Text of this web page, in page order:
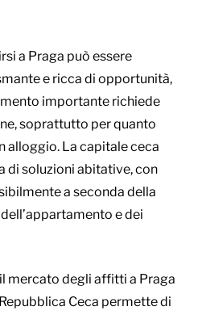
a Praga può essere
e ricca di opportunità,
importante richiede
soprattutto per quanto
alloggio. La capitale ceca
di soluzioni abitative, con
a seconda della
e dei
mercato degli affitti a Praga
Ceca permette di